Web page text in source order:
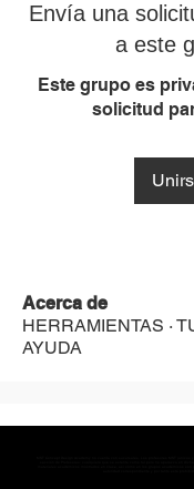
Envía una
a este
Este grupo es
solicitud
Acerca de
HERRAMIENTAS ·
AYUDA